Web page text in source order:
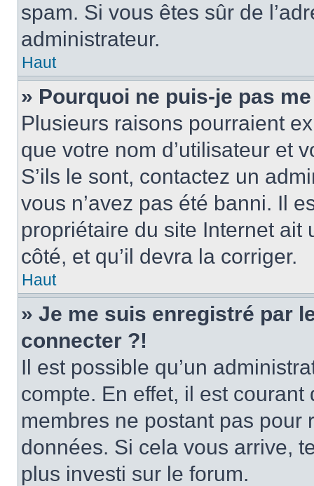
spam. Si vous êtes sûr de
administrateur.
Haut
» Pourquoi ne puis-je pas
Plusieurs raisons pourraient
que votre nom d’utilisateur et
S’ils le sont, contactez un
vous n’avez pas été banni. Il
propriétaire du site Internet
côté, et qu’il devra la corriger.
Haut
» Je me suis enregistré par
connecter ?!
Il est possible qu’un
compte. En effet, il est
membres ne postant pas
données. Si cela vous arrive,
plus investi sur le forum.